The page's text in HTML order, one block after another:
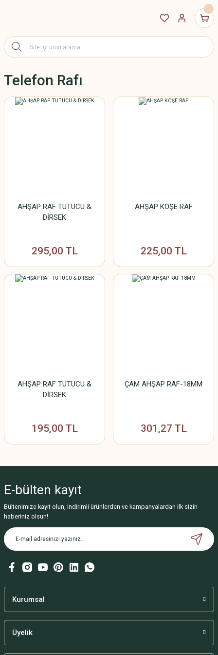
Telefon Rafı
AHŞAP RAF TUTUCU &
DİRSEK
295,00 TL
AHŞAP KÖŞE RAF
225,00 TL
AHŞAP RAF TUTUCU &
DİRSEK
195,00 TL
ÇAM AHŞAP RAF-18MM
301,27 TL
E-bülten kayıt
Bültenimize kayıt olun, indirimli ürünlerden ve kampanyalardan ilk sizin
haberiniz olsun!
Kurumsal
Üyelik